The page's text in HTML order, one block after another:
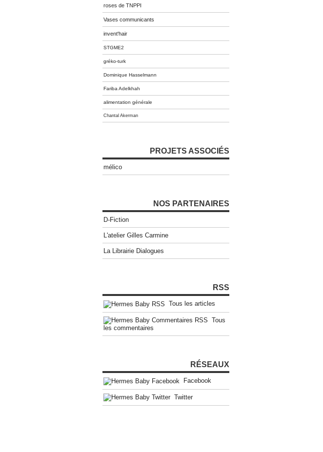
roses de TNPPI
Vases communicants
invent'hair
STGME2
gréko-turk
Dominique Hasselmann
Fariba Adelkhah
alimentation générale
Chantal Akerman
PROJETS ASSOCIÉS
mélico
NOS PARTENAIRES
D-Fiction
L'atelier Gilles Carmine
La Librairie Dialogues
RSS
Tous les articles
Tous
les commentaires
RÉSEAUX
Facebook
Twitter